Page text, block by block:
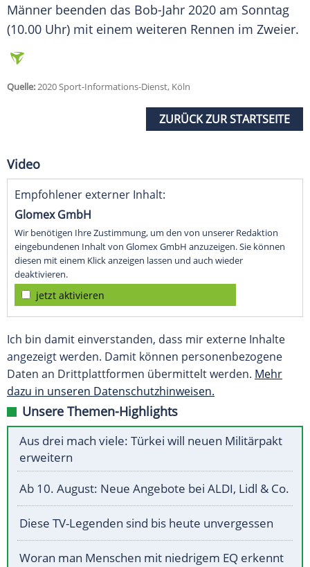
Männer beenden das Bob-Jahr 2020 am Sonntag
(10.00 Uhr) mit einem weiteren Rennen im Zweier.
Quelle:2020 Sport-Informations-Dienst, Köln
ZURÜCK ZUR STARTSEITE
Video
Empfohlener externer Inhalt:
Glomex GmbH
Wir benötigen Ihre Zustimmung, um den von unserer Redaktion
eingebundenen Inhalt von Glomex GmbH anzuzeigen. Sie können
diesen mit einem Klick anzeigen lassen und auch wieder
deaktivieren.
jetzt aktivieren
Ich bin damit einverstanden, dass mir externe Inhalte
angezeigt werden. Damit können personenbezogene
Daten an Drittplattformen übermittelt werden. Mehr
dazu in unseren Datenschutzhinweisen.
Unsere Themen-Highlights
Aus drei mach viele: Türkei will neuen Militärpakt
erweitern
Ab 10. August: Neue Angebote bei ALDI, Lidl & Co.
Diese TV-Legenden sind bis heute unvergessen
Woran man Menschen mit niedrigem EQ erkennt